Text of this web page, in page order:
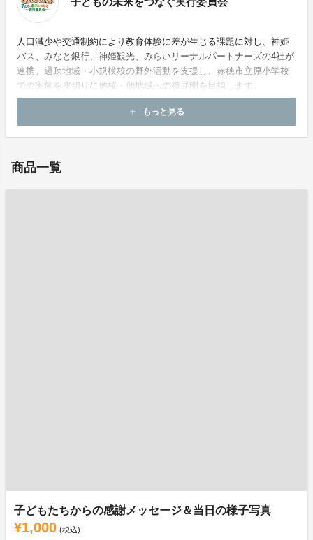
人口減少や交通制約により教育体験に差が生じる課題に対し、神姫
バス、みなと銀行、神姫観光、みらいリーナルパートナーズの4社が
連携。過疎地域・小規模校の野外活動を支援し、赤穂市立原小学校
での実施を皮切りに他校・他地域への横展開を目指します。
add もっと見る
商品一覧
子どもたちからの感謝メッセージ＆当日の様子写真
¥1,000 (税込)